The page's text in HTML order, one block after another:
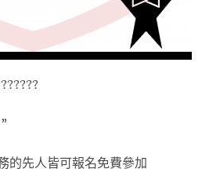
的先人皆可報名免費參加